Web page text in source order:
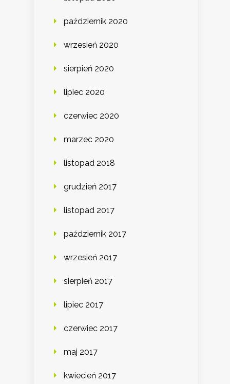
październik 2020
wrzesień 2020
sierpień 2020
lipiec 2020
czerwiec 2020
marzec 2020
listopad 2018
grudzień 2017
listopad 2017
październik 2017
wrzesień 2017
sierpień 2017
lipiec 2017
czerwiec 2017
maj 2017
kwiecień 2017